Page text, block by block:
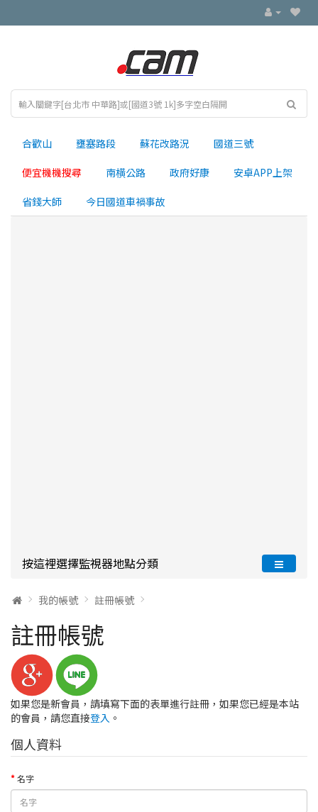
合歡山 壅塞路段 蘇花改路況 國道三號
便宜機機搜尋 南横公路 政府好康 安卓APP上架
省錢大師 今日國道車禍事故
按這裡選擇監視器地點分類
我的帳號 註冊帳號
註冊帳號
如果您是新會員，請填寫下面的表單進行註冊，如果您已經是本站
的會員，請您直接登入 。
個人資料
名字